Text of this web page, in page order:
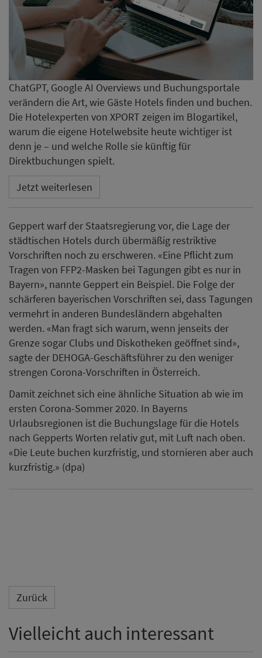
ChatGPT, Google AI Overviews und Buchungsportale
verändern die Art, wie Gäste Hotels finden und buchen.
Die Hotelexperten von XPORT zeigen im Blogartikel,
warum die eigene Hotelwebsite heute wichtiger ist
denn je – und welche Rolle sie künftig für
Direktbuchungen spielt.
Jetzt weiterlesen
Geppert warf der Staatsregierung vor, die Lage der
städtischen Hotels durch übermäßig restriktive
Vorschriften noch zu erschweren. «Eine Pflicht zum
Tragen von FFP2-Masken bei Tagungen gibt es nur in
Bayern», nannte Geppert ein Beispiel. Die Folge der
schärferen bayerischen Vorschriften sei, dass Tagungen
vermehrt in anderen Bundesländern abgehalten
werden. «Man fragt sich warum, wenn jenseits der
Grenze sogar Clubs und Diskotheken geöffnet sind»,
sagte der DEHOGA-Geschäftsführer zu den weniger
strengen Corona-Vorschriften in Österreich.
Damit zeichnet sich eine ähnliche Situation ab wie im
ersten Corona-Sommer 2020. In Bayerns
Urlaubsregionen ist die Buchungslage für die Hotels
nach Gepperts Worten relativ gut, mit Luft nach oben.
«Die Leute buchen kurzfristig, und stornieren aber auch
kurzfristig.» (dpa)
Zurück
Vielleicht auch interessant